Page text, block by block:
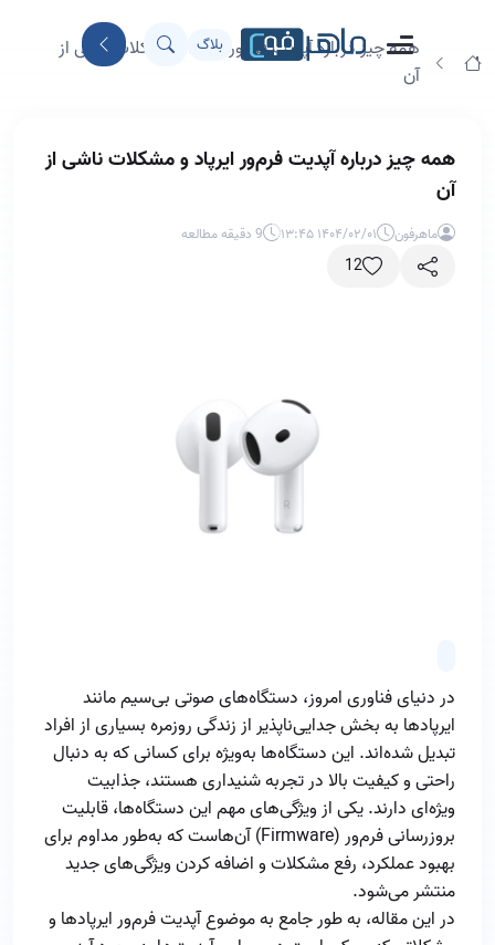
بلاگ
همه‌ چیز درباره آپدیت‌ فرم‌ور ایرپاد و مشکلات ناشی از
آن
همه‌ چیز درباره آپدیت‌ فرم‌ور ایرپاد و مشکلات ناشی از
آن
ماهرفون ۱۴۰۴/۰۲/۰۱ ۱۳:۴۵ 9 دقیقه مطالعه
12
در دنیای فناوری امروز، دستگاه‌های صوتی بی‌سیم مانند
ایرپادها به بخش جدایی‌ناپذیر از زندگی روزمره بسیاری از افراد
تبدیل شده‌اند. این دستگاه‌ها به‌ویژه برای کسانی که به دنبال
راحتی و کیفیت بالا در تجربه شنیداری هستند، جذابیت
ویژه‌ای دارند. یکی از ویژگی‌های مهم این دستگاه‌ها، قابلیت
بروزرسانی فرم‌ور (Firmware) آن‌هاست که به‌طور مداوم برای
بهبود عملکرد، رفع مشکلات و اضافه کردن ویژگی‌های جدید
منتشر می‌شود.
در این مقاله، به طور جامع به موضوع آپدیت فرم‌ور ایرپادها و